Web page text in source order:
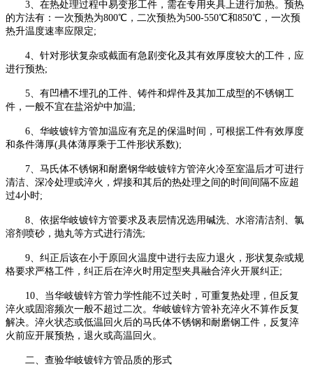
3、在热处理过程中易变形工件，需在专用夹具上进行加热。预热
的方法有：一次预热为800℃，二次预热为500-550℃和850℃，一次预
热升温度速率应限定;
4、针对形状复杂或截面有急剧变化及其有效厚度较大的工件，应
进行预热;
5、有凹槽不埋孔的工件、铸件和焊件及其加工成型的不锈钢工
件，一般不宜在盐浴炉中加温;
6、华岐镀锌方管加温应有充足的保温时间，可根据工件有效厚度
和条件薄厚(具体薄厚乘于工件形状系数);
7、马氏体不锈钢和耐磨钢华岐镀锌方管淬火冷至室温后才可进行
清洁、深冷处理或淬火，焊接和其后的热处理之间的时间间隔不应超
过4小时;
8、依据华岐镀锌方管要求及表层情况选用碱洗、水溶清洁剂、氯
溶剂喷砂，抛丸等方式进行清洗;
9、纠正后该在小于原回火温度中进行去应力退火，形状复杂或规
格要求严格工件，纠正后在淬火时用定型夹具融合淬火开展纠正;
10、当华岐镀锌方管力学性能不过关时，可重复热处理，但反复
淬火或固溶频次一般不超过二次。华岐镀锌方管补充淬火不算作反复
解决。淬火状态或低温回火后的马氏体不锈钢和耐磨钢工件，反复淬
火前应开展预热，退火或高温回火。
二、查验华岐镀锌方管品质的形式